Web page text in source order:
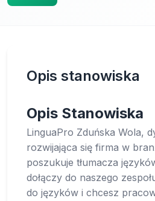
Opis stanowiska
Opis Stanowiska
LinguaPro Zduńska Wola,
rozwijająca się firma w
poszukuje tłumacza
dołączy do naszego
do języków i chcesz